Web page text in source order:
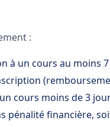
:
à un cours au moins
cours moins de 3
pénalité financière,